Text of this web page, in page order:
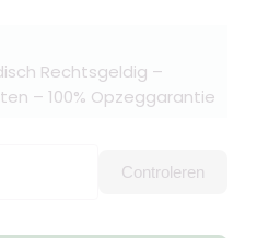
Rechtsgeldig –
– 100% Opzeggarantie
Controleren